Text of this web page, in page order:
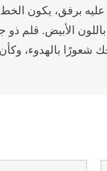
برفق، يكون الخط
الأبيض. قلم
شعورًا بالهدوء،